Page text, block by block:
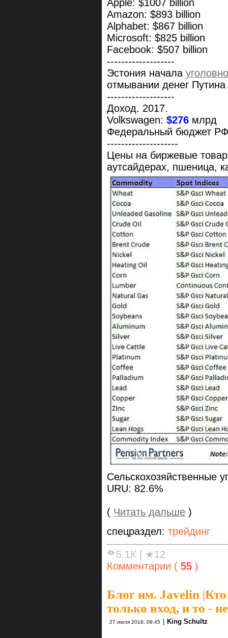
Apple: $1007 billion
Amazon: $893 billion
Alphabet: $867 billion
Microsoft: $825 billion
Facebook: $507 billion
-------------------
Эстония начала
отмывании денег
-------------------
Доход. 2017.
Volkswagen: $276 млрд
Федеральный бюджет
--------------------
Цены на биржевые
аутсайдерах, пшеница,
Сельскохозяйственные
URU: 82.6%
( Читать дальше )
спецраздел: трейдинг
5.1К
★12
Комментарии ( 55 )
Блог им. Javelin |Кто
только вход, и то -
27 июля 2018, 09:45 King Schultz